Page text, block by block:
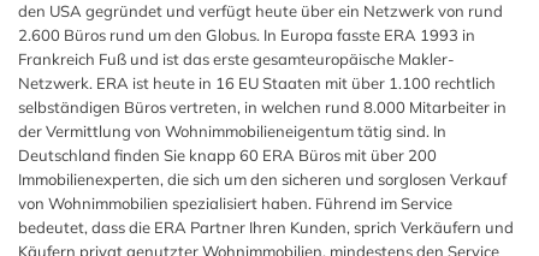
den USA gegründet und verfügt heute über ein Netzwerk von rund
2.600 Büros rund um den Globus. In Europa fasste ERA 1993 in
Frankreich Fuß und ist das erste gesamteuropäische Makler-
Netzwerk. ERA ist heute in 16 EU Staaten mit über 1.100 rechtlich
selbständigen Büros vertreten, in welchen rund 8.000 Mitarbeiter in
der Vermittlung von Wohnimmobilieneigentum tätig sind. In
Deutschland finden Sie knapp 60 ERA Büros mit über 200
Immobilienexperten, die sich um den sicheren und sorglosen Verkauf
von Wohnimmobilien spezialisiert haben. Führend im Service
bedeutet, dass die ERA Partner Ihren Kunden, sprich Verkäufern und
Käufern privat genutzter Wohnimmobilien, mindestens den Service